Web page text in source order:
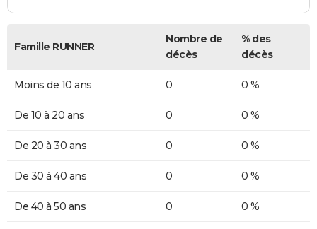
Famille RUNNER
Nombre de
décès
% des
décès
Moins de 10 ans 0 0 %
De 10 à 20 ans 0 0 %
De 20 à 30 ans 0 0 %
De 30 à 40 ans 0 0 %
De 40 à 50 ans 0 0 %